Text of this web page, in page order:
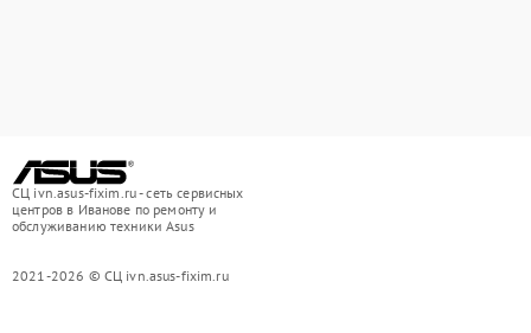
СЦ ivn.asus-fixim.ru - сеть сервисных
центров в Иванове по ремонту и
обслуживанию техники Asus
2021-2026 © СЦ ivn.asus-fixim.ru